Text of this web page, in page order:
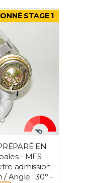
STAGE 1
EN
- MFS
admission -
/ Angle : 30° -